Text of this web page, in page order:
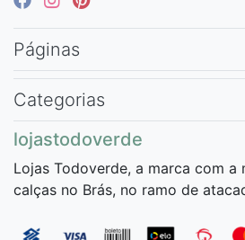
Páginas
Categorias
lojastodoverde
Lojas Todoverde, a marca com a
calças no Brás, no ramo de